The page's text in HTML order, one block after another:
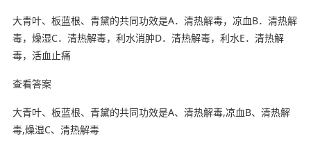
大青叶、板蓝根、青黛的共同功效是A．清热解毒，凉血B．清热解
毒，燥湿C．清热解毒，利水消肿D．清热解毒，利水E．清热解
毒，活血止痛
查看答案
大青叶、板蓝根、青黛的共同功效是A、清热解毒,凉血B、清热解
毒,燥湿C、清热解毒